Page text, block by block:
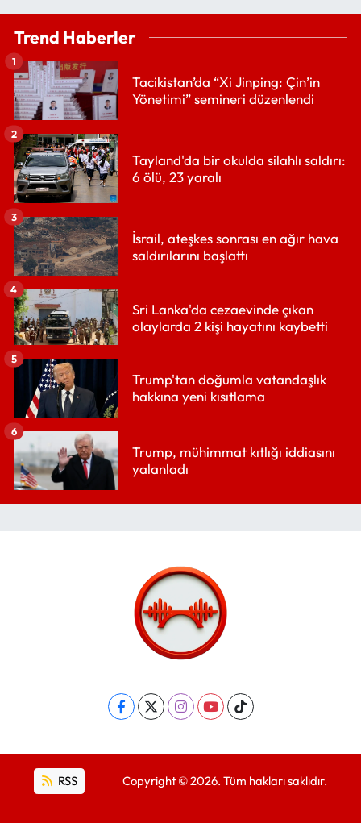
Trend Haberler
Tacikistan’da “Xi Jinping: Çin’in
Yönetimi” semineri düzenlendi
1
Tayland'da bir okulda silahlı saldırı:
6 ölü, 23 yaralı
2
İsrail, ateşkes sonrası en ağır hava
saldırılarını başlattı
3
Sri Lanka'da cezaevinde çıkan
olaylarda 2 kişi hayatını kaybetti
4
Trump'tan doğumla vatandaşlık
hakkına yeni kısıtlama
5
Trump, mühimmat kıtlığı iddiasını
yalanladı
6
RSS Copyright © 2026. Tüm hakları saklıdır.